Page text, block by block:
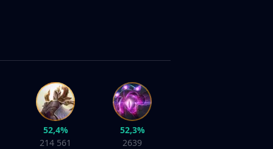
52,4%
214 561
52,3%
2639